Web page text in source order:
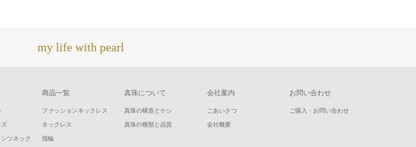
my life with pearl
ツネック
商品一覧
ファッションネックレス
ネックレス
指輪
真珠について
真珠の構造とケシ
真珠の種類と品質
会社案内
ごあいさつ
会社概要
お問い合わせ
ご購入・お問い合わせ